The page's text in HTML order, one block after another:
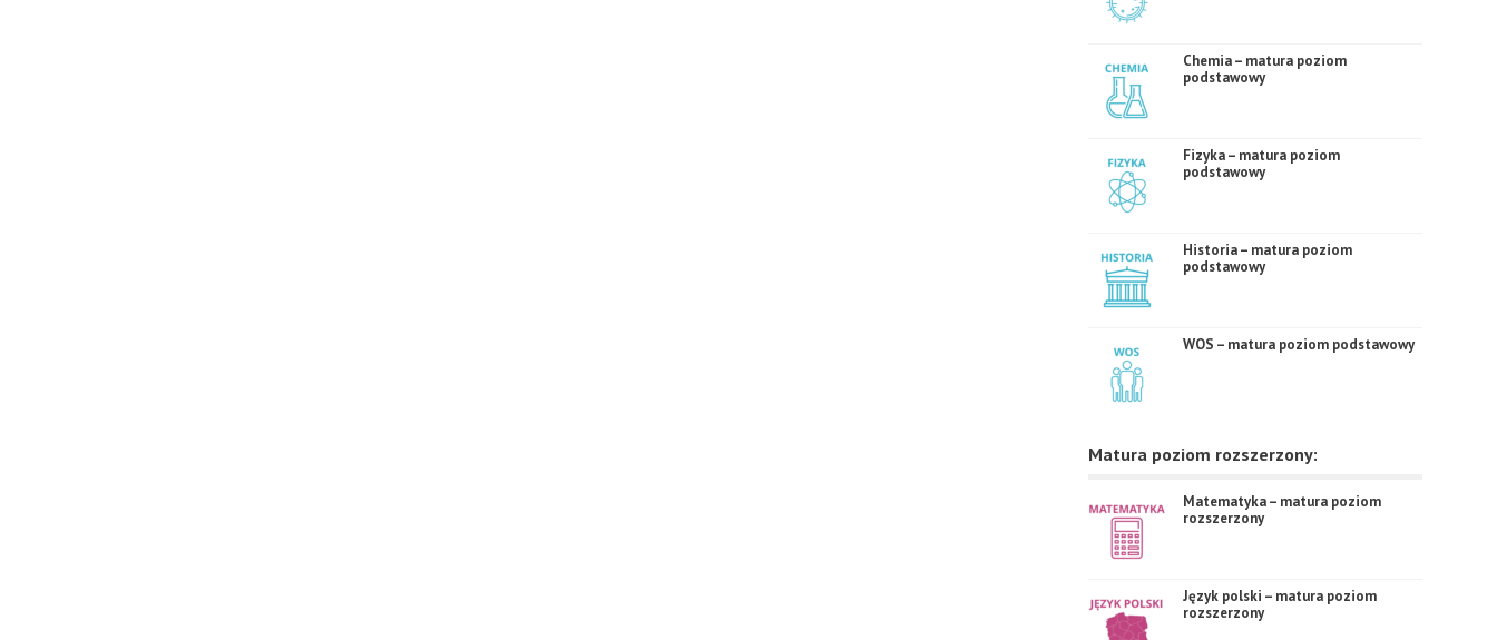
Chemia – matura poziom
podstawowy
Fizyka – matura poziom
podstawowy
Historia – matura poziom
podstawowy
WOS – matura poziom podstawowy
Matura poziom rozszerzony:
Matematyka – matura poziom
rozszerzony
Język polski – matura poziom
rozszerzony